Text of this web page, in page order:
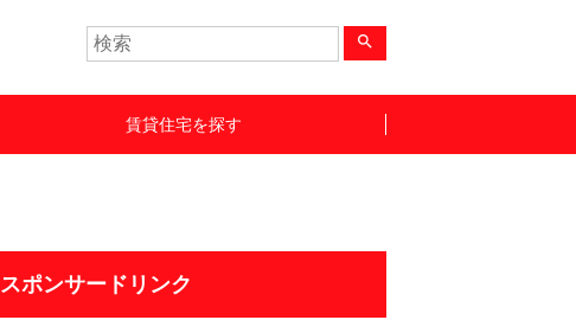
search
賃貸住宅を探す
スポンサードリンク